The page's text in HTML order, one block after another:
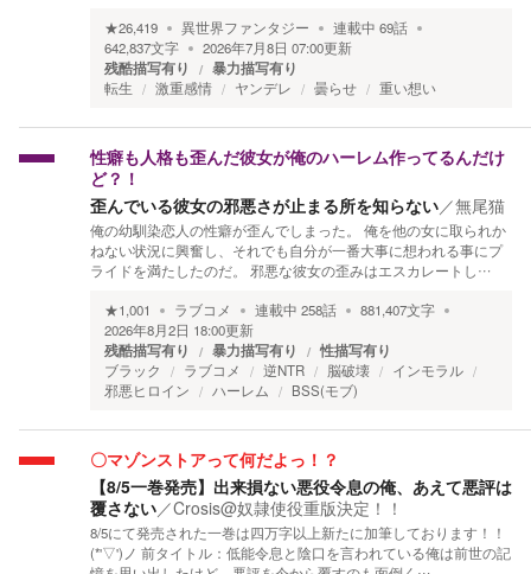
★26,419 異世界ファンタジー 連載中 69話
642,837文字 2026年7月8日 07:00更新
残酷描写有り 暴力描写有り
転生 激重感情 ヤンデレ 曇らせ 重い想い
性癖も人格も歪んだ彼女が俺のハーレム作ってるんだけ
ど？！
歪んでいる彼女の邪悪さが止まる所を知らない／無尾猫
俺の幼馴染恋人の性癖が歪んでしまった。 俺を他の女に取られか
ねない状況に興奮し、それでも自分が一番大事に想われる事にプ
ライドを満たしたのだ。 邪悪な彼女の歪みはエスカレートし…
★1,001 ラブコメ 連載中 258話 881,407文字
2026年8月2日 18:00更新
残酷描写有り 暴力描写有り 性描写有り
ブラック ラブコメ 逆NTR 脳破壊
インモラル
邪悪ヒロイン
ハーレム BSS(モブ)
〇マゾンストアって何だよっ！？
【8/5一巻発売】出来損ない悪役令息の俺、あえて悪評は
覆さない／Crosis@奴隷使役重版決定！！
8/5にて発売された一巻は四万字以上新たに加筆しております！！
(*'▽')ノ 前タイトル：低能令息と陰口を言われている俺は前世の記